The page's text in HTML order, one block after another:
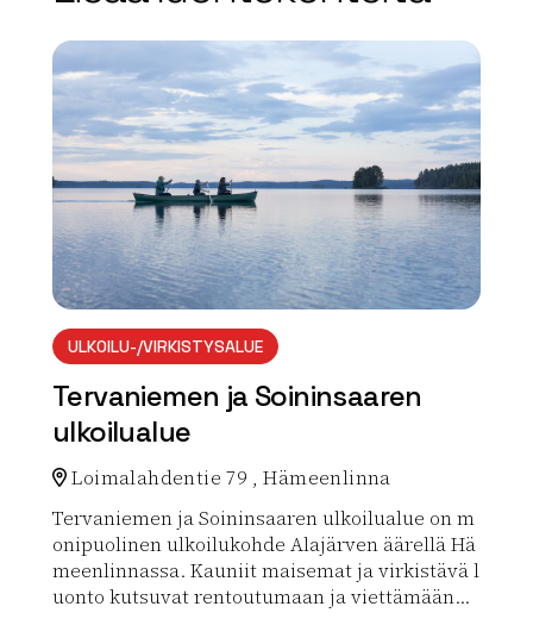
array(0) { }
ULKOILU-/VIRKISTYSALUE
Tervaniemen ja Soininsaaren
ulkoilualue
Loimalahdentie 79 , Hämeenlinna
Tervaniemen ja Soininsaaren ulkoilualue on m
onipuolinen ulkoilukohde Alajärven äärellä Hä
meenlinnassa. Kauniit maisemat ja virkistävä l
uonto kutsuvat rentoutumaan ja viettämään...